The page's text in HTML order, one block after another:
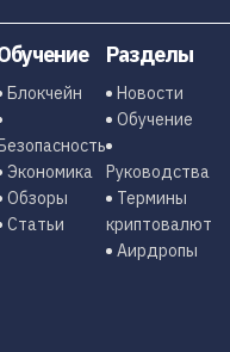
Блокчейн
Экономика
Обзоры
Статьи
Разделы
Новости
Обучение
Руководства
Термины
криптовалют
Аирдропы